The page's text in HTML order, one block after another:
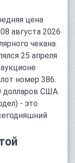
цена
августа 2026
чекана.
25 апреля
номер 386.
долларов США.
- это